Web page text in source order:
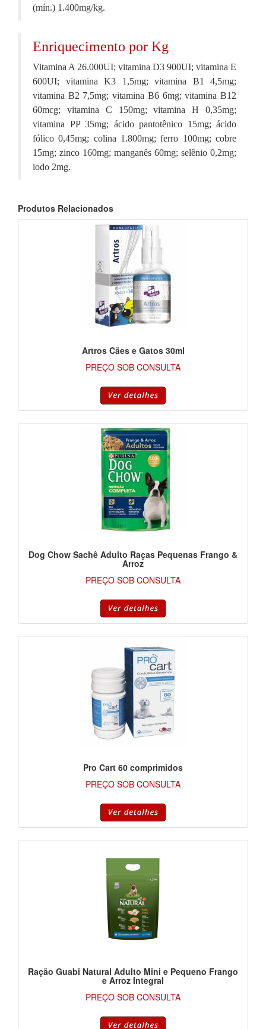
(mín.) 1.400mg/kg.
Enriquecimento por Kg
Vitamina A 26.000UI; vitamina D3 900UI; vitamina E
600UI; vitamina K3 1,5mg; vitamina B1 4,5mg;
vitamina B2 7,5mg; vitamina B6 6mg; vitamina B12
60mcg; vitamina C 150mg; vitamina H 0,35mg;
vitamina PP 35mg; ácido pantotênico 15mg; ácido
fólico 0,45mg; colina 1.800mg; ferro 100mg; cobre
15mg; zinco 160mg; manganês 60mg; selênio 0,2mg;
iodo 2mg.
Produtos Relacionados
Artros Cães e Gatos 30ml
PREÇO SOB CONSULTA
Dog Chow Sachê Adulto Raças Pequenas Frango &
Arroz
PREÇO SOB CONSULTA
Pro Cart 60 comprimidos
PREÇO SOB CONSULTA
Ração Guabi Natural Adulto Mini e Pequeno Frango
e Arroz Integral
PREÇO SOB CONSULTA